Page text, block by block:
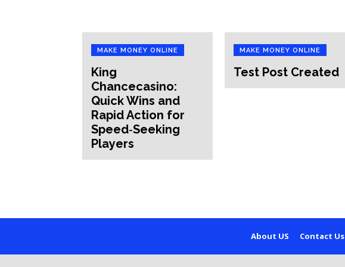
MAKE MONEY ONLINE
King
Chancecasino:
Quick Wins and
Rapid Action for
Speed‑Seeking
Players
MAKE MONEY ONLINE
Test Post Created
About US Contact Us